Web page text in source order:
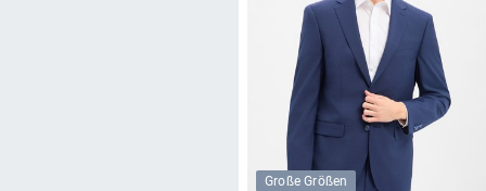
Große Größen